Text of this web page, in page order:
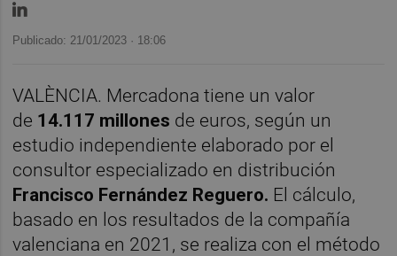
Publicado: 21/01/2023 · 18:06
VALÈNCIA. Mercadona tiene un valor
de 14.117 millones de euros, según un
estudio independiente elaborado por el
consultor especializado en distribución
Francisco Fernández Reguero. El cálculo,
basado en los resultados de la compañía
valenciana en 2021, se realiza con el método